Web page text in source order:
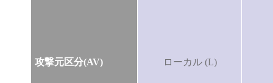
攻撃元区分(AV) ローカル (L)